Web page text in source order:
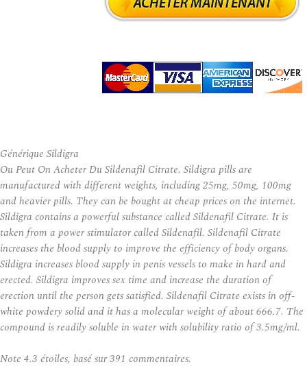
Générique Sildigra
Ou Peut On Acheter Du Sildenafil Citrate. Sildigra pills are
manufactured with different weights, including 25mg, 50mg, 100mg
and heavier pills. They can be bought at cheap prices on the internet.
Sildigra contains a powerful substance called Sildenafil Citrate. It is
taken from a power stimulator called Sildenafil. Sildenafil Citrate
increases the blood supply to improve the efficiency of body organs.
Sildigra increases blood supply in penis vessels to make in hard and
erected. Sildigra improves sex time and increase the duration of
erection until the person gets satisfied. Sildenafil Citrate exists in off-
white powdery solid and it has a molecular weight of about 666.7. The
compound is readily soluble in water with solubility ratio of 3.5mg/ml.
Note 4.3 étoiles, basé sur391 commentaires.